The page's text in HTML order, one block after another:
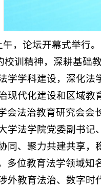
午，论坛开幕式举行
校训精神，深耕基础
学学科建设，深化法
现代化建设和区域教
会法治教育研究会会
学法学院党委副书记
同、聚力共建共享，
多位教育法学领域知
外教育法治、数字时